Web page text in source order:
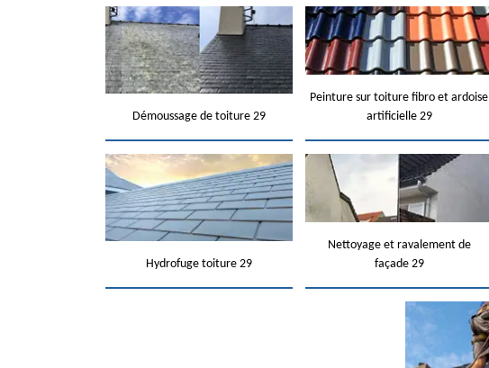
Démoussage de toiture 29
Peinture sur toiture fibro et ardoise
artificielle 29
Hydrofuge toiture 29
Nettoyage et ravalement de
façade 29